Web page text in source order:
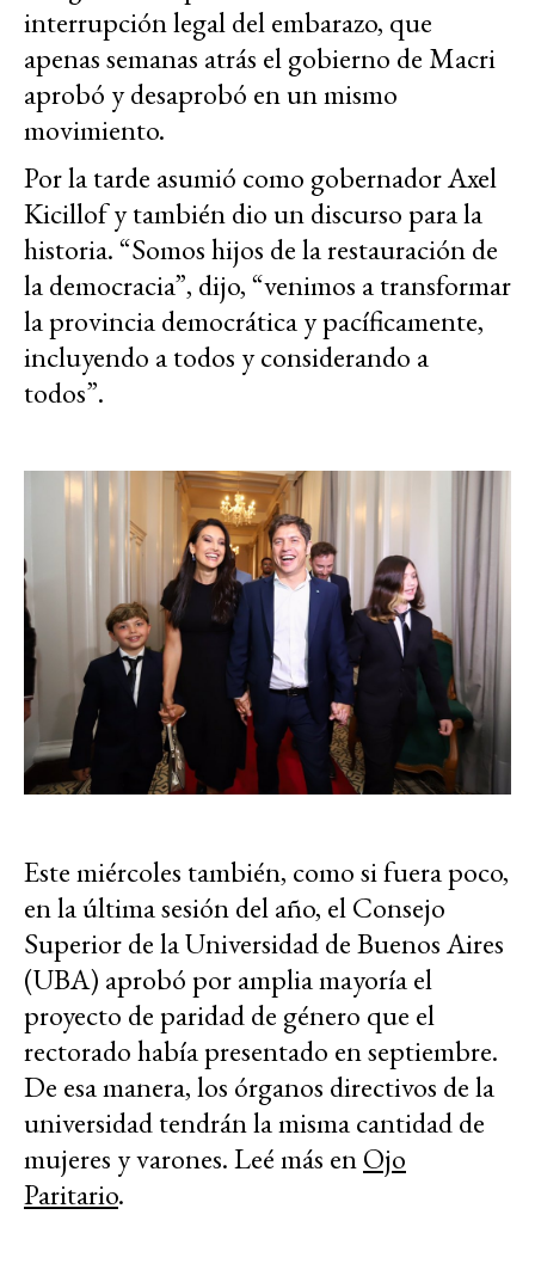
interrupción legal del embarazo, que
apenas semanas atrás el gobierno de Macri
aprobó y desaprobó en un mismo
movimiento.
Por la tarde asumió como gobernador Axel
Kicillof y también dio un discurso para la
historia. “Somos hijos de la restauración de
la democracia”, dijo, “venimos a transformar
la provincia democrática y pacíficamente,
incluyendo a todos y considerando a
todos”.
Este miércoles también, como si fuera poco,
en la última sesión del año, el Consejo
Superior de la Universidad de Buenos Aires
(UBA) aprobó por amplia mayoría el
proyecto de paridad de género que el
rectorado había presentado en septiembre.
De esa manera, los órganos directivos de la
universidad tendrán la misma cantidad de
mujeres y varones. Leé más enOjo
Paritario.